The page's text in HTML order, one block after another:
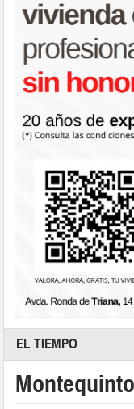
EL TIEMPO
Montequinto